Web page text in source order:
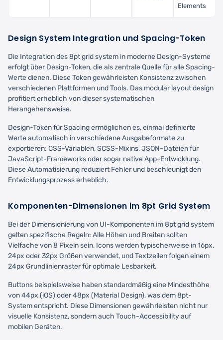
Elements
Design System Integration und Spacing-Token
Die Integration des 8pt grid system in moderne Design-Systeme
erfolgt über Design-Token, die als zentrale Quelle für alle Spacing-
Werte dienen. Diese Token gewährleisten Konsistenz zwischen
verschiedenen Plattformen und Tools. Das modular layout design
profitiert erheblich von dieser systematischen
Herangehensweise.
Design-Token für Spacing ermöglichen es, einmal definierte
Werte automatisch in verschiedene Ausgabeformate zu
exportieren: CSS-Variablen, SCSS-Mixins, JSON-Dateien für
JavaScript-Frameworks oder sogar native App-Entwicklung.
Diese Automatisierung reduziert Fehler und beschleunigt den
Entwicklungsprozess erheblich.
Komponenten-Dimensionen im 8pt Grid System
Bei der Dimensionierung von UI-Komponenten im 8pt grid system
gelten spezifische Regeln: Alle Höhen und Breiten sollten
Vielfache von 8 Pixeln sein, Icons werden typischerweise in 16px,
24px oder 32px Größen verwendet, und Textzeilen folgen einem
24px Grundlinienraster für optimale Lesbarkeit.
Buttons beispielsweise haben standardmäßig eine Mindesthöhe
von 44px (iOS) oder 48px (Material Design), was dem 8pt-
System entspricht. Diese Dimensionen gewährleisten nicht nur
visuelle Konsistenz, sondern auch Touch-Accessibility auf
mobilen Geräten.